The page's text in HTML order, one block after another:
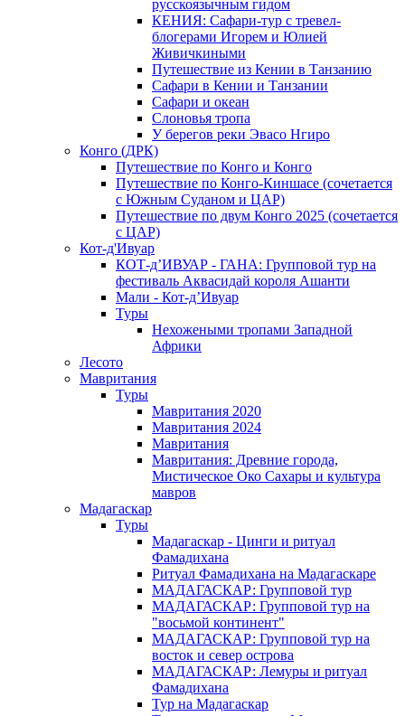
русскоязычным гидом
КЕНИЯ: Сафари-тур с тревел-
блогерами Игорем и Юлией
Живичкиными
Путешествие из Кении в Танзанию
Сафари в Кении и Танзании
Сафари и океан
Слоновья тропа
У берегов реки Эвасо Нгиро
Конго (ДРК)
Путешествие по Конго и Конго
Путешествие по Конго-Киншасе (сочетается
с Южным Суданом и ЦАР)
Путешествие по двум Конго 2025 (сочетается
с ЦАР)
Кот-д'Ивуар
КОТ-д’ИВУАР - ГАНА: Групповой тур на
фестиваль Аквасидай короля Ашанти
Мали - Кот-д’Ивуар
Туры
Нехожеными тропами Западной
Африки
Лесото
Мавритания
Туры
Мавритания 2020
Мавритания 2024
Мавритания
Мавритания: Древние города,
Мистическое Око Сахары и культура
мавров
Мадагаскар
Туры
Мадагаскар - Цинги и ритуал
Фамадихана
Ритуал Фамадихана на Мадагаскаре
МАДАГАСКАР: Групповой тур
МАДАГАСКАР: Групповой тур на
"восьмой континент"
МАДАГАСКАР: Групповой тур на
восток и север острова
МАДАГАСКАР: Лемуры и ритуал
Фамадихана
Тур на Мадагаскар